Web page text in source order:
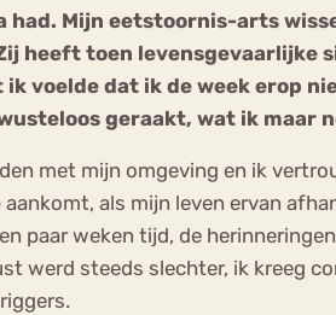
had. Mijn eetstoornis-arts
heeft toen levensgevaarlijke
voelde dat ik de week erop
geraakt, wat ik maar
met mijn omgeving en ik
als mijn leven ervan
paar weken tijd, de
werd steeds slechter, ik kreeg